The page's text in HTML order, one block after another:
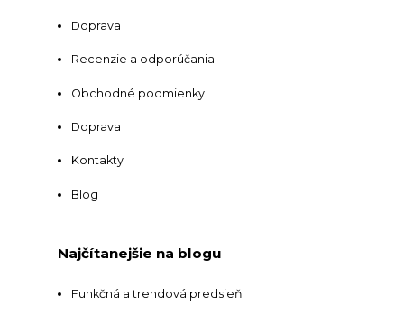
Doprava
Recenzie a odporúčania
Obchodné podmienky
Doprava
Kontakty
Blog
Najčítanejšie na blogu
Funkčná a trendová predsieň